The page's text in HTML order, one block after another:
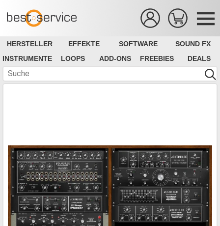
HERSTELLER EFFEKTE SOFTWARE
SOUND FX
INSTRUMENTE
LOOPS ADD-ONS FREEBIES DEALS